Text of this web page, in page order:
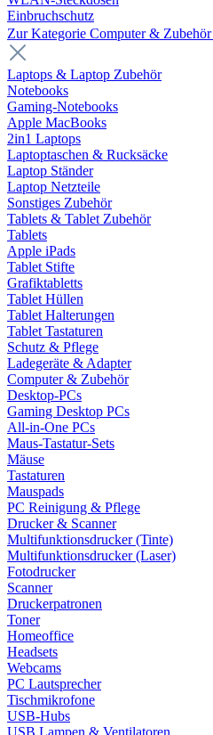
Einbruchschutz
Zur Kategorie Computer & Zubehör
Laptops & Laptop Zubehör
Notebooks
Gaming-Notebooks
Apple MacBooks
2in1 Laptops
Laptoptaschen & Rucksäcke
Laptop Ständer
Laptop Netzteile
Sonstiges Zubehör
Tablets & Tablet Zubehör
Tablets
Apple iPads
Tablet Stifte
Grafiktabletts
Tablet Hüllen
Tablet Halterungen
Tablet Tastaturen
Schutz & Pflege
Ladegeräte & Adapter
Computer & Zubehör
Desktop-PCs
Gaming Desktop PCs
All-in-One PCs
Maus-Tastatur-Sets
Mäuse
Tastaturen
Mauspads
PC Reinigung & Pflege
Drucker & Scanner
Multifunktionsdrucker (Tinte)
Multifunktionsdrucker (Laser)
Fotodrucker
Scanner
Druckerpatronen
Toner
Homeoffice
Headsets
Webcams
PC Lautsprecher
Tischmikrofone
USB-Hubs
USB Lampen & Ventilatoren